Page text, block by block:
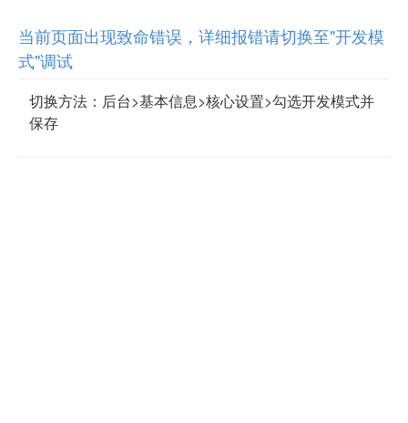
当前页面出现致命错误，详细报错请切换至"开发模
式"调试
切换方法：后台>基本信息>核心设置>勾选开发模式并
保存